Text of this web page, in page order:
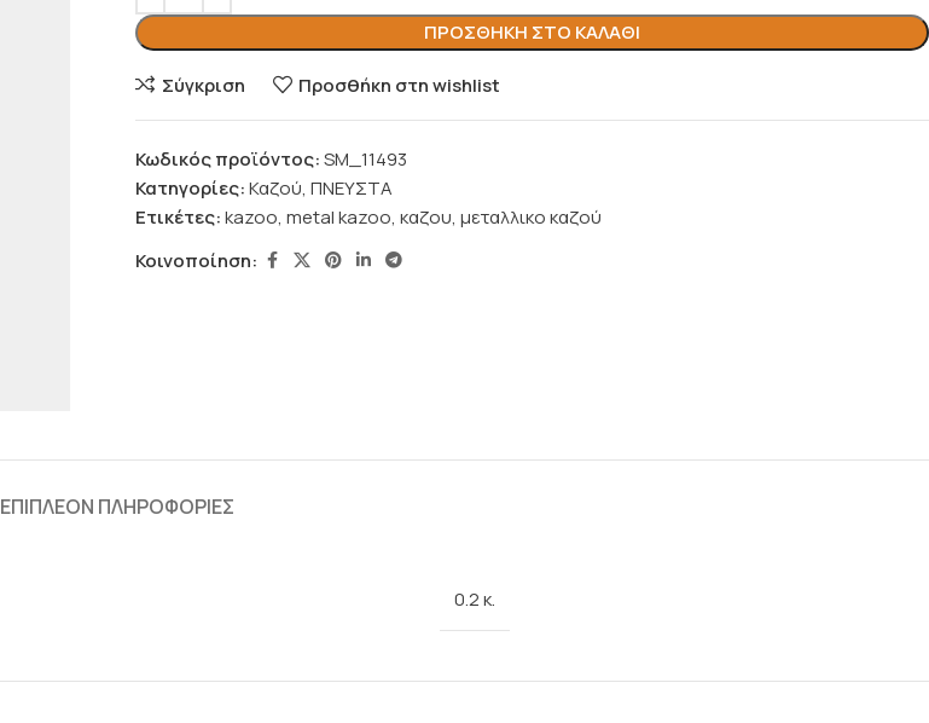
ΠΡΟΣΘΉΚΗ ΣΤΟ ΚΑΛΆΘΙ
Σύγκριση Προσθήκη στη wishlist
Κωδικός προϊόντος:SM_11493
Κατηγορίες:Καζού, ΠΝΕΥΣΤΑ
Ετικέτες:kazoo, metal kazoo, καζου, μεταλλικο καζού
Κοινοποίηση:
ΕΠΙΠΛΈΟΝ ΠΛΗΡΟΦΟΡΊΕΣ
0.2 κ.